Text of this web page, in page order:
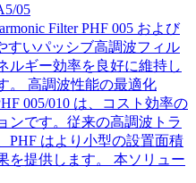
05
Filter PHF 005 および
すいパッシブ高調波フィル
ルギー効率を良好に維持し
。 高調波性能の最適化
005/010 は、コスト効率の
ンです。従来の高調波トラ
PHF はより小型の設置面積
を提供します。 本ソリュー